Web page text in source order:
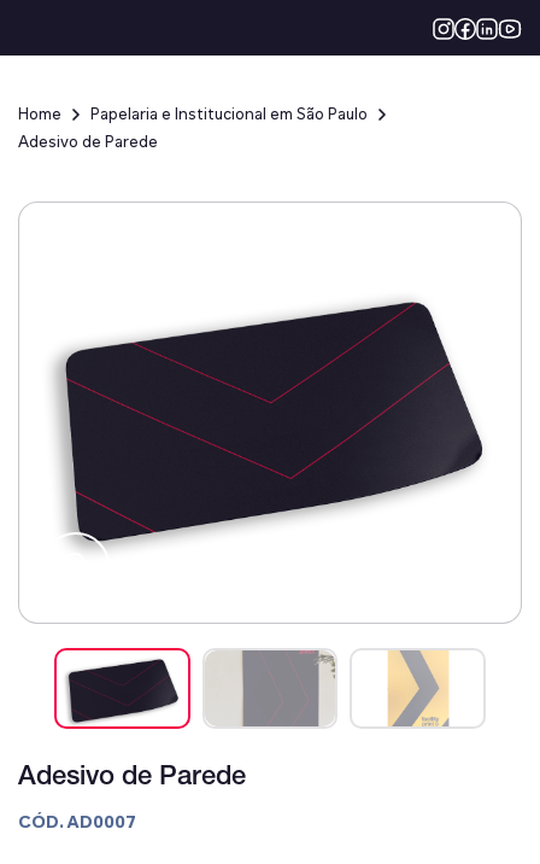
Home
Papelaria e Institucional em São Paulo
Adesivo de Parede
Adesivo de Parede
CÓD. AD0007